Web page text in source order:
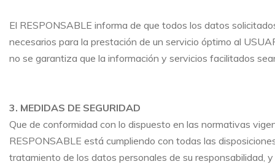
El RESPONSABLE informa de que todos los datos
necesarios para la prestación de un servicio óptimo al
no se garantiza que la información y servicios facilitados
3. MEDIDAS DE SEGURIDAD
Que de conformidad con lo dispuesto en las normativas
RESPONSABLE está cumpliendo con todas las
tratamiento de los datos personales de su responsabilidad,